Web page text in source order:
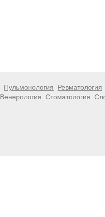
Пульмонология
Ревматология
Венерология Стоматология